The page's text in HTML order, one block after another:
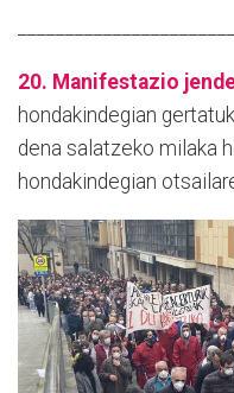
20. Manifestazio
hondakindegian
dena salatzeko milaka
hondakindegian